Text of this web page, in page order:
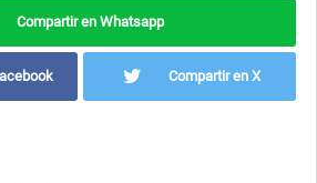
Compartir en Whatsapp
Compartir en X